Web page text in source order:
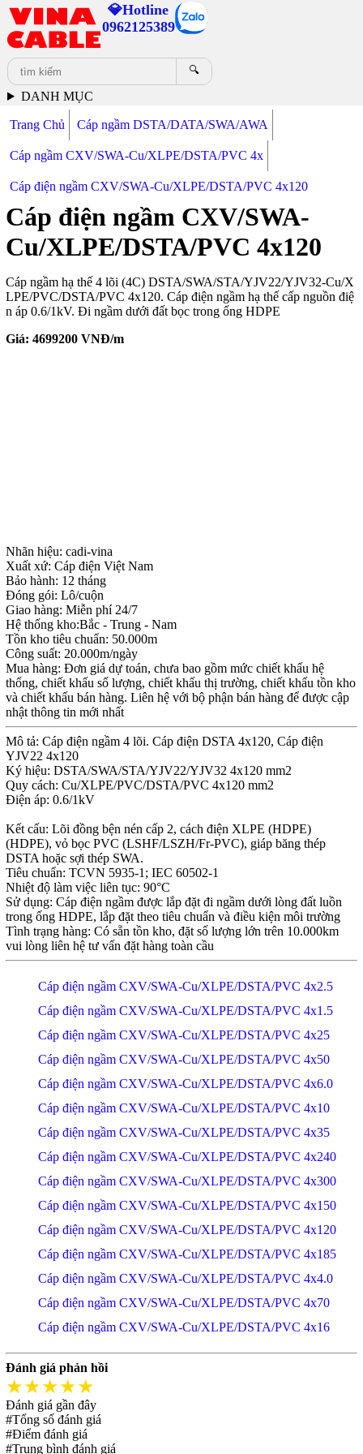
💎Hotline
0962125389
🔍
DANH MỤC
Trang Chủ Cáp ngầm DSTA/DATA/SWA/AWA
Cáp ngầm CXV/SWA-Cu/XLPE/DSTA/PVC 4x
Cáp điện ngầm CXV/SWA-Cu/XLPE/DSTA/PVC 4x120
Cáp điện ngầm CXV/SWA-
Cu/XLPE/DSTA/PVC 4x120
Cáp ngầm hạ thế 4 lõi (4C) DSTA/SWA/STA/YJV22/YJV32-Cu/X
LPE/PVC/DSTA/PVC 4x120. Cáp điện ngầm hạ thế cấp nguồn điệ
n áp 0.6/1kV. Đi ngầm dưới đất bọc trong ống HDPE
Giá: 4699200VNĐ/m
Nhãn hiệu: cadi-vina
Xuất xứ: Cáp điện Việt Nam
Bảo hành: 12 tháng
Đóng gói: Lô/cuộn
Giao hàng: Miễn phí 24/7
Hệ thống kho:Bắc - Trung - Nam
Tồn kho tiêu chuẩn: 50.000m
Công suất: 20.000m/ngày
Mua hàng: Đơn giá dự toán, chưa bao gồm mức chiết khấu hệ
thống, chiết khấu số lượng, chiết khấu thị trường, chiết khấu tồn kho
và chiết khấu bán hàng. Liên hệ với bộ phận bán hàng để được cập
nhật thông tin mới nhất
Mô tả: Cáp điện ngầm 4 lõi. Cáp điện DSTA 4x120, Cáp điện
YJV22 4x120
Ký hiệu: DSTA/SWA/STA/YJV22/YJV32 4x120 mm2
Quy cách: Cu/XLPE/PVC/DSTA/PVC 4x120 mm2
Điện áp: 0.6/1kV
Kết cấu: Lõi đồng bện nén cấp 2, cách điện XLPE (HDPE)
(HDPE), vỏ bọc PVC (LSHF/LSZH/Fr-PVC), giáp băng thép
DSTA hoặc sợi thép SWA.
Tiêu chuẩn: TCVN 5935-1; IEC 60502-1
Nhiệt độ làm việc liên tục: 90°C
Sử dụng: Cáp điện ngầm được lắp đặt đi ngầm dưới lòng đất luồn
trong ống HDPE, lắp đặt theo tiêu chuẩn và điều kiện môi trường
Tình trạng hàng: Có sẵn tồn kho, đặt số lượng lớn trên 10.000km
vui lòng liên hệ tư vấn đặt hàng toàn cầu
Cáp điện ngầm CXV/SWA-Cu/XLPE/DSTA/PVC 4x2.5
Cáp điện ngầm CXV/SWA-Cu/XLPE/DSTA/PVC 4x1.5
Cáp điện ngầm CXV/SWA-Cu/XLPE/DSTA/PVC 4x25
Cáp điện ngầm CXV/SWA-Cu/XLPE/DSTA/PVC 4x50
Cáp điện ngầm CXV/SWA-Cu/XLPE/DSTA/PVC 4x6.0
Cáp điện ngầm CXV/SWA-Cu/XLPE/DSTA/PVC 4x10
Cáp điện ngầm CXV/SWA-Cu/XLPE/DSTA/PVC 4x35
Cáp điện ngầm CXV/SWA-Cu/XLPE/DSTA/PVC 4x240
Cáp điện ngầm CXV/SWA-Cu/XLPE/DSTA/PVC 4x300
Cáp điện ngầm CXV/SWA-Cu/XLPE/DSTA/PVC 4x150
Cáp điện ngầm CXV/SWA-Cu/XLPE/DSTA/PVC 4x120
Cáp điện ngầm CXV/SWA-Cu/XLPE/DSTA/PVC 4x185
Cáp điện ngầm CXV/SWA-Cu/XLPE/DSTA/PVC 4x4.0
Cáp điện ngầm CXV/SWA-Cu/XLPE/DSTA/PVC 4x70
Cáp điện ngầm CXV/SWA-Cu/XLPE/DSTA/PVC 4x16
Đánh giá phản hồi
★★★★★
Đánh giá gần đây
#Tổng số đánh giá
#Điểm đánh giá
#Trung bình đánh giá